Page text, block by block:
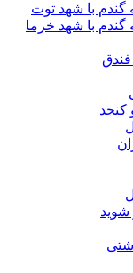
گندم با شهد توت
گندم با شهد خرما
کنجد
شوید